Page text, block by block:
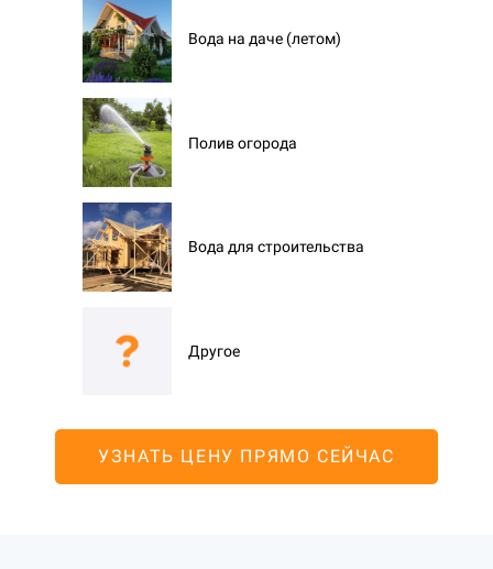
Вода на даче (летом)
Полив огорода
Вода для строительства
Другое
УЗНАТЬ ЦЕНУ ПРЯМО СЕЙЧАС